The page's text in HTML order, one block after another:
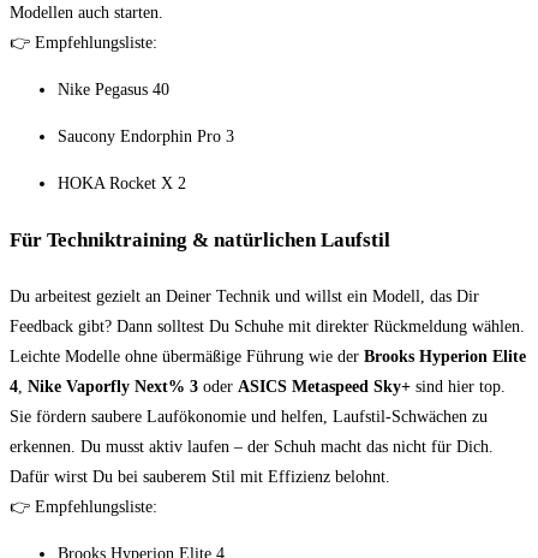
Modellen auch starten.
👉 Empfehlungsliste:
Nike Pegasus 40
Saucony Endorphin Pro 3
HOKA Rocket X 2
Für Techniktraining & natürlichen Laufstil
Du arbeitest gezielt an Deiner Technik und willst ein Modell, das Dir
Feedback gibt? Dann solltest Du Schuhe mit direkter Rückmeldung wählen.
Leichte Modelle ohne übermäßige Führung wie der Brooks Hyperion Elite
4 Nike Vaporfly Next% 3 oder ASICS Metaspeed Sky+ sind hier top.
Sie fördern saubere Laufökonomie und helfen, Laufstil-Schwächen zu
erkennen. Du musst aktiv laufen – der Schuh macht das nicht für Dich.
Dafür wirst Du bei sauberem Stil mit Effizienz belohnt.
👉 Empfehlungsliste:
Brooks Hyperion Elite 4